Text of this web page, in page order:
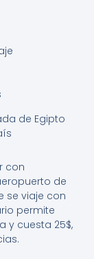
de Egipto
con
de
se viaje con
permite
y cuesta 25$,